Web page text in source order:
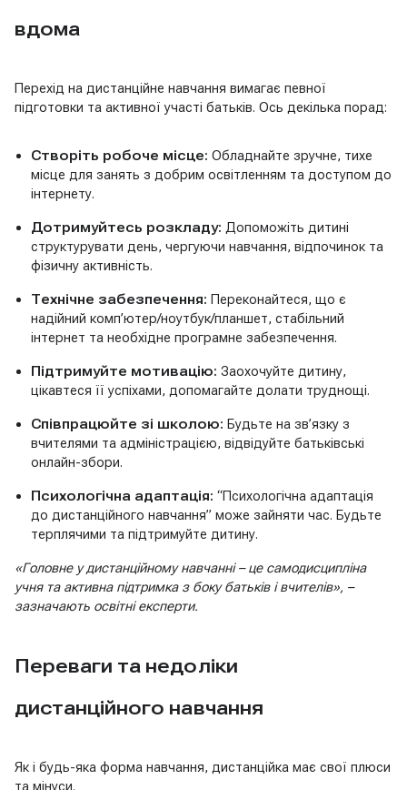
вдома
Перехід на дистанційне навчання вимагає певної
підготовки та активної участі батьків. Ось декілька порад:
Створіть робоче місце: Обладнайте зручне, тихе
місце для занять з добрим освітленням та доступом до
інтернету.
Дотримуйтесь розкладу: Допоможіть дитині
структурувати день, чергуючи навчання, відпочинок та
фізичну активність.
Технічне забезпечення: Переконайтеся, що є
надійний комп’ютер/ноутбук/планшет, стабільний
інтернет та необхідне програмне забезпечення.
Підтримуйте мотивацію: Заохочуйте дитину,
цікавтеся її успіхами, допомагайте долати труднощі.
Співпрацюйте зі школою: Будьте на зв’язку з
вчителями та адміністрацією, відвідуйте батьківські
онлайн-збори.
Психологічна адаптація: “Психологічна адаптація
до дистанційного навчання” може зайняти час. Будьте
терплячими та підтримуйте дитину.
«Головне у дистанційному навчанні – це самодисципліна
учня та активна підтримка з боку батьків і вчителів», –
зазначають освітні експерти.
Переваги та недоліки
дистанційного навчання
Як і будь-яка форма навчання, дистанційка має свої плюси